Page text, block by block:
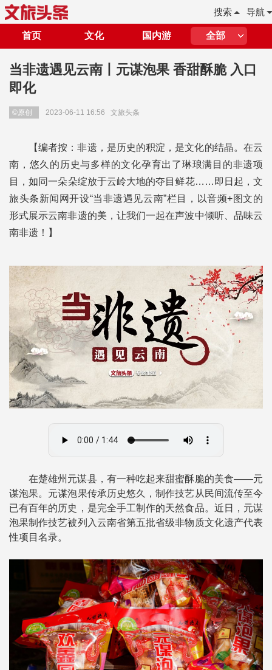
导航
搜索
首页 文化 国内游 全部
当非遗遇见云南丨元谋泡果 香甜酥脆 入口
即化
©原创 2023-06-11 16:56 文旅头条
【编者按：非遗，是历史的积淀，是文化的结晶。在云
南，悠久的历史与多样的文化孕育出了琳琅满目的非遗项
目，如同一朵朵绽放于云岭大地的夺目鲜花……即日起，文
旅头条新闻网开设“当非遗遇见云南”栏目，以音频+图文的
形式展示云南非遗的美，让我们一起在声波中倾听、品味云
南非遗！】
在楚雄州元谋县，有一种吃起来甜蜜酥脆的美食——元
谋泡果。元谋泡果传承历史悠久，制作技艺从民间流传至今
已有百年的历史，是完全手工制作的天然食品。近日，元谋
泡果制作技艺被列入云南省第五批省级非物质文化遗产代表
性项目名录。